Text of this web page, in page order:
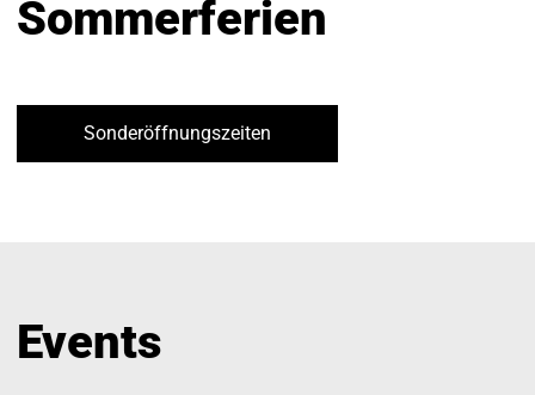
Sommerferien
Sonderöffnungszeiten
Events